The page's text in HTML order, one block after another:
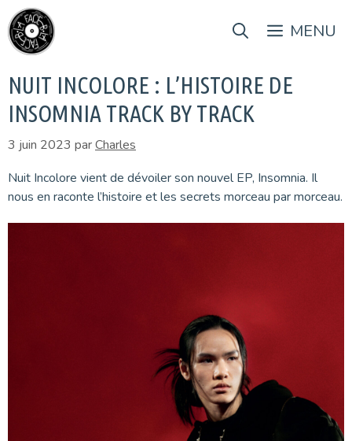
Aller
au
contenu
MENU
NUIT INCOLORE : L’HISTOIRE DE
INSOMNIA TRACK BY TRACK
3 juin 2023 parCharles
Nuit Incolore vient de dévoiler son nouvel EP, Insomnia. Il
nous en raconte l’histoire et les secrets morceau par morceau.